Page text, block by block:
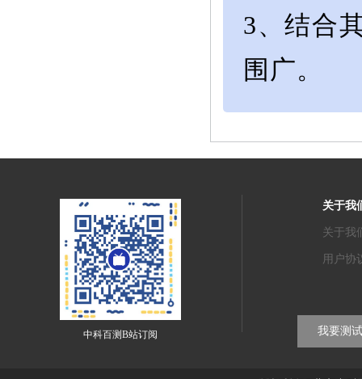
3、结合
围广。
中科百测B站订阅
关于我
关于我
用户协
我要测试